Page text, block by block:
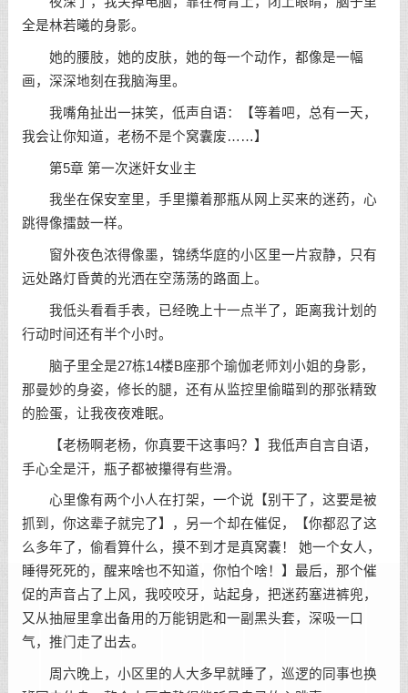
全是林若曦的身影。
她的腰肢，她的皮肤，她的每一个动作，都像是一幅
画，深深地刻在我脑海里。
我嘴角扯出一抹笑，低声自语：【等着吧，总有一天，
我会让你知道，老杨不是个窝囊废……】
第5章 第一次迷奸女业主
我坐在保安室里，手里攥着那瓶从网上买来的迷药，心
跳得像擂鼓一样。
窗外夜色浓得像墨，锦绣华庭的小区里一片寂静，只有
远处路灯昏黄的光洒在空荡荡的路面上。
我低头看看手表，已经晚上十一点半了，距离我计划的
行动时间还有半个小时。
脑子里全是27栋14楼B座那个瑜伽老师刘小姐的身影，
那曼妙的身姿，修长的腿，还有从监控里偷瞄到的那张精致
的脸蛋，让我夜夜难眠。
【老杨啊老杨，你真要干这事吗？】我低声自言自语，
手心全是汗，瓶子都被攥得有些滑。
心里像有两个小人在打架，一个说【别干了，这要是被
抓到，你这辈子就完了】，另一个却在催促，【你都忍了这
么多年了，偷看算什么，摸不到才是真窝囊！ 她一个女人，
睡得死死的，醒来啥也不知道，你怕个啥！】最后，那个催
促的声音占了上风，我咬咬牙，站起身，把迷药塞进裤兜，
又从抽屉里拿出备用的万能钥匙和一副黑头套，深吸一口
气，推门走了出去。
周六晚上，小区里的人大多早就睡了，巡逻的同事也换